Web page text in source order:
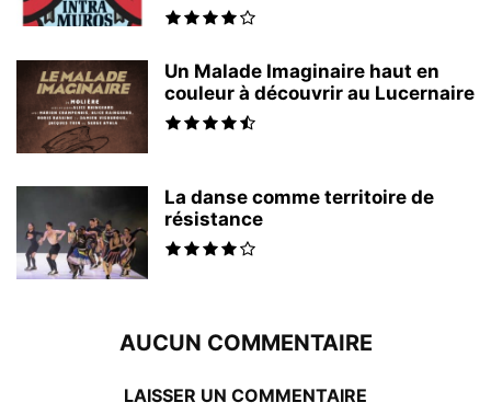
Un Malade Imaginaire haut en
couleur à découvrir au Lucernaire
La danse comme territoire de
résistance
AUCUN COMMENTAIRE
LAISSER UN COMMENTAIRE